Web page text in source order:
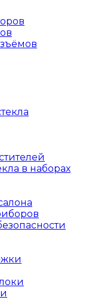
в наборах